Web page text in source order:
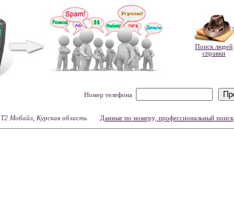
Поиск людей
справки
Номер телефона
Т2 Мобайл, Курская область Данные по номеру, профессиональный поиск